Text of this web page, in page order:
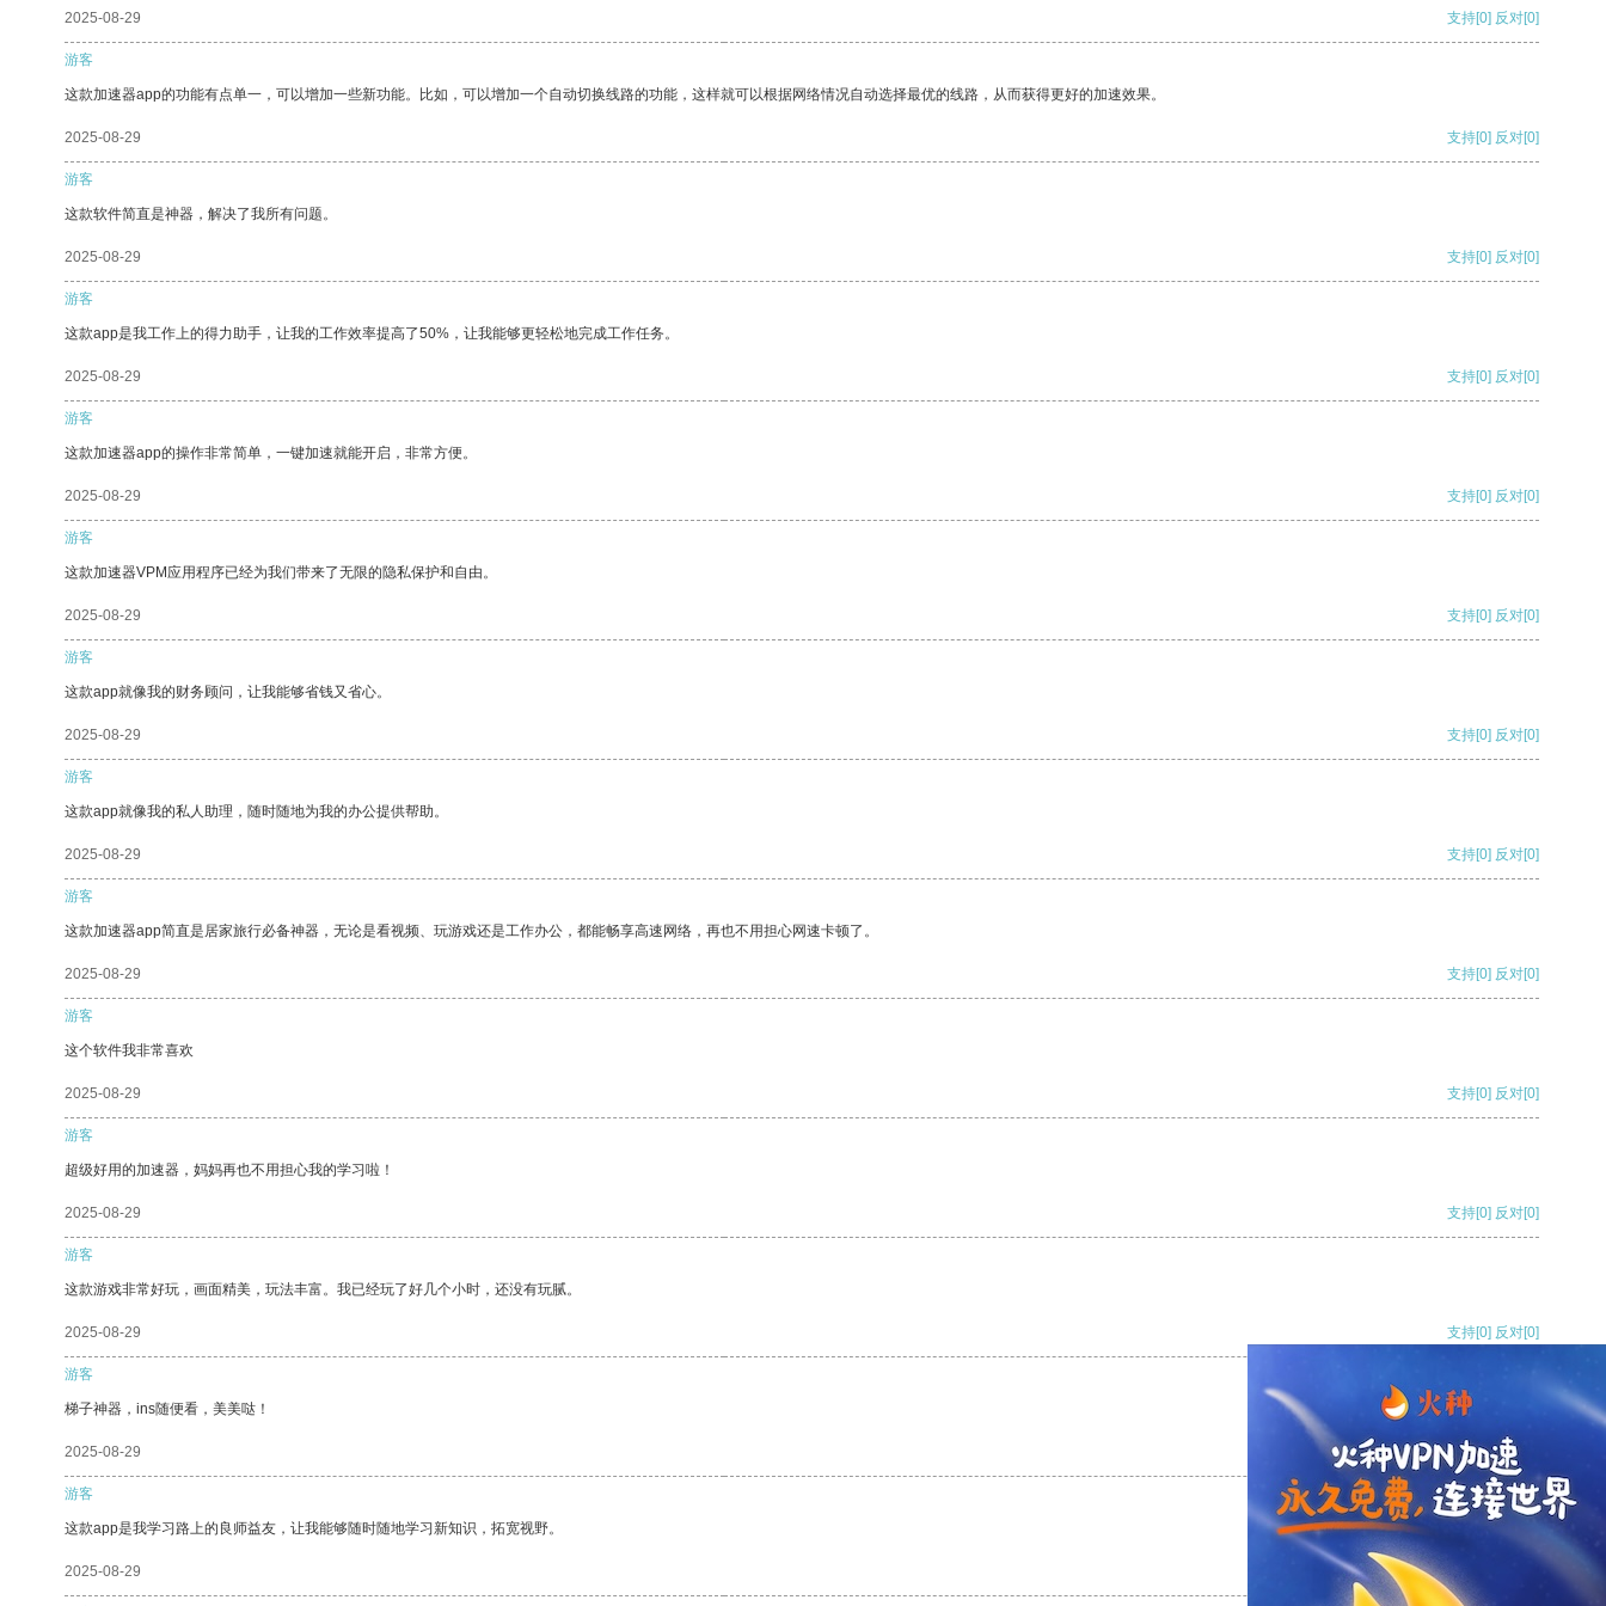
2025-08-29 支持[0] 反对[0]
游客
这款加速器app的功能有点单一，可以增加一些新功能。比如，可以增加一个自动切换线路的功能，这样就可以根据网络情况自动选择最优的线路，从而获得更好的加速效果。
2025-08-29 支持[0] 反对[0]
游客
这款软件简直是神器，解决了我所有问题。
2025-08-29 支持[0] 反对[0]
游客
这款app是我工作上的得力助手，让我的工作效率提高了50%，让我能够更轻松地完成工作任务。
2025-08-29 支持[0] 反对[0]
游客
这款加速器app的操作非常简单，一键加速就能开启，非常方便。
2025-08-29 支持[0] 反对[0]
游客
这款加速器VPM应用程序已经为我们带来了无限的隐私保护和自由。
2025-08-29 支持[0] 反对[0]
游客
这款app就像我的财务顾问，让我能够省钱又省心。
2025-08-29 支持[0] 反对[0]
游客
这款app就像我的私人助理，随时随地为我的办公提供帮助。
2025-08-29 支持[0] 反对[0]
游客
这款加速器app简直是居家旅行必备神器，无论是看视频、玩游戏还是工作办公，都能畅享高速网络，再也不用担心网速卡顿了。
2025-08-29 支持[0] 反对[0]
游客
这个软件我非常喜欢
2025-08-29 支持[0] 反对[0]
游客
超级好用的加速器，妈妈再也不用担心我的学习啦！
2025-08-29 支持[0] 反对[0]
游客
这款游戏非常好玩，画面精美，玩法丰富。我已经玩了好几个小时，还没有玩腻。
2025-08-29 支持[0] 反对[0]
游客
梯子神器，ins随便看，美美哒！
2025-08-29 支持[0] 反对
游客
这款app是我学习路上的良师益友，让我能够随时随地学习新知识，拓宽视野。
2025-08-29 支持